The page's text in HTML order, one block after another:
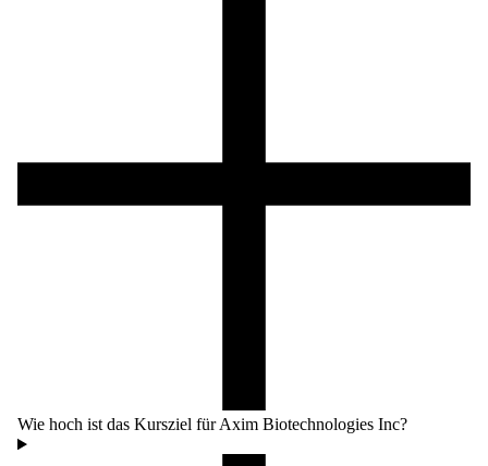
Wie hoch ist das Kursziel für Axim Biotechnologies Inc?